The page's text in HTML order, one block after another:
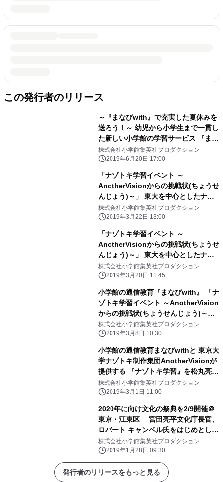
この発行者のリリース
～『まなびwith』で充実した夏休みを
送ろう！～ 幼児から小学生まで一貫し
た新しい小学館の学習サービス 『まな
びwith』夏休み特別企画 「おはスタ」
収録見学参加者を6月26日より募集開
株式会社小学館集英社プロダクション
2019年6月20日 17:00
「ナゾトキ学習イベント ～
AnotherVisionからの挑戦状(ちょうせ
んじょう)～」 東大を中心としたナゾ
トキ制作集団 AnotherVisionの松丸亮
吾さんらが登場！ 2019年3月30日
ル大阪ドームシティ」にて
株式会社小学館集英社プロダクション
2019年3月22日 13:00
「ナゾトキ学習イベント ～
AnotherVisionからの挑戦状(ちょうせ
んじょう)～」 東大を中心としたナゾ
トキ制作集団 AnotherVisionの松丸亮
吾さんらが登場！ 2019年3月21日
催！
株式会社小学館集英社プロダクション
2019年3月20日 11:45
小学館の通信教育『まなびwith』 「ナ
ゾトキ学習イベント ～AnotherVision
からの挑戦状(ちょうせんじょう)～」
東大を中心としたナゾトキ制作集団
AnotherVisionの松丸亮吾さん、 脳科
2019年3月17日(日)13:30 - 「イオンモ
ール福岡」にて開催！
株式会社小学館集英社プロダクション
2019年3月8日 10:30
小学館の通信教育まなびwithと 東京大
学ナゾトキ制作集団AnotherVisionが
提供する 『ナゾトキ学習』を松丸亮吾
さん、 コナンくんと一緒に親子で体
験！
株式会社小学館集英社プロダクション
2019年3月1日 11:00
2020年に向け文化の祭典を2/9開催＠
東京・江東区 宮田亮平文化庁長官、
ロバート キャンベル氏をはじめとし、
村田沙耶香氏、小笠原歩氏、鈴木るり
か氏と語り合う
株式会社小学館集英社プロダクション
2019年1月28日 09:30
発行者のリリースをもっと見る